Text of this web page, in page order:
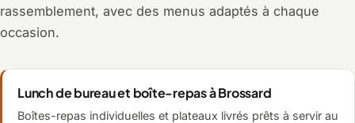
rassemblement, avec des menus adaptés à chaque
occasion.
Lunch de bureau et boîte-repas à Brossard
Boîtes-repas individuelles et plateaux livrés prêts à servir au